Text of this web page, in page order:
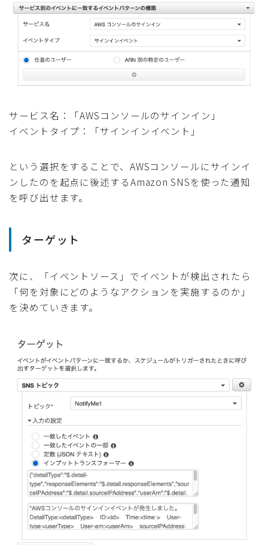
サービス名：「AWSコンソールのサインイン」
イベントタイプ：「サインインイベント」
という選択をすることで、AWSコンソールにサインイ
ンしたのを起点に後述するAmazon SNSを使った通知
を呼び出せます。
ターゲット
次に、「イベントソース」でイベントが検出されたら
「何を対象にどのようなアクションを実施するのか」
を決めていきます。